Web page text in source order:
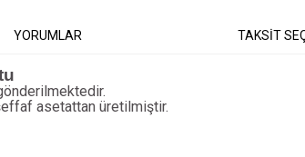
YORUMLAR TAKSİT
asetattan üretilmiştir.